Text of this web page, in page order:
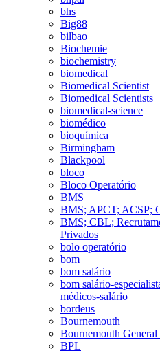
bhs
Big88
bilbao
Biochemie
biochemistry
biomedical
Biomedical Scientist
Biomedical Scientists
biomedical-science
biomédico
bioquímica
Birmingham
Blackpool
bloco
Bloco Operatório
BMS
BMS; APCT; ACSP;
BMS; CBL;
Privados
bolo operatório
bom
bom salário
bom salário-
médicos-salário
bordeus
Bournemouth
Bournemouth General
BPL